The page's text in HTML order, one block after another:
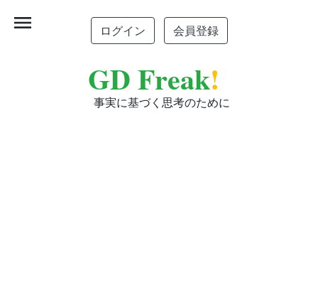
ログイン 会員登録
GD Freak!
事実に基づく思考のために
menu